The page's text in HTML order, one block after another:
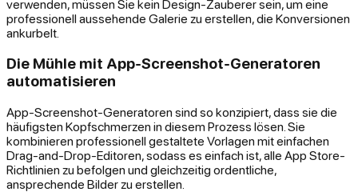
verwenden, müssen Sie kein Design-Zauberer sein, um eine
professionell aussehende Galerie zu erstellen, die Konversionen
ankurbelt.
Die Mühle mit App-Screenshot-Generatoren
automatisieren
App-Screenshot-Generatoren sind so konzipiert, dass sie die
häufigsten Kopfschmerzen in diesem Prozess lösen. Sie
kombinieren professionell gestaltete Vorlagen mit einfachen
Drag-and-Drop-Editoren, sodass es einfach ist, alle App Store-
Richtlinien zu befolgen und gleichzeitig ordentliche,
ansprechende Bilder zu erstellen.